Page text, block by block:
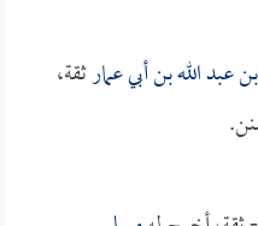
عبد الله بن أبي عمارثقة،